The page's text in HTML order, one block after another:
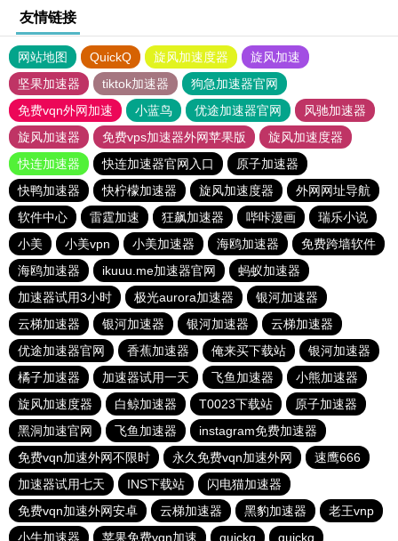
友情链接
网站地图 QuickQ 旋风加速度器
旋风加速
坚果加速器
tiktok加速器
狗急加速器官网
免费vqn外网加速
小蓝鸟 优途加速器官网
风驰加速器
旋风加速器
免费vps加速器外网苹果版
旋风加速度器
快连加速器
快连加速器官网入口
原子加速器
快鸭加速器
快柠檬加速器 旋风加速度器
外网网址导航
软件中心
雷霆加速 狂飙加速器 哔咔漫画
瑞乐小说
小美
小美vpn 小美加速器 海鸥加速器
免费跨墙软件
海鸥加速器
ikuuu.me加速器官网
蚂蚁加速器
加速器试用3小时
极光aurora加速器
银河加速器
云梯加速器
银河加速器 银河加速器
云梯加速器
优途加速器官网
香蕉加速器 俺来买下载站
银河加速器
橘子加速器
加速器试用一天 飞鱼加速器
小熊加速器
旋风加速度器
白鲸加速器 T0023下载站
原子加速器
黑洞加速官网
飞鱼加速器
instagram免费加速器
免费vqn加速外网不限时
永久免费vqn加速外网
速鹰666
加速器试用七天
INS下载站
闪电猫加速器
免费vqn加速外网安卓
云梯加速器 黑豹加速器
老王vnp
小牛加速器
苹果免费vqn加速 quickq quickq